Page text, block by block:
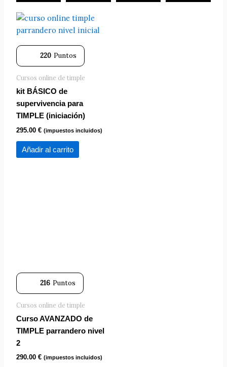
220 Puntos
Cursos online de timple
kit BÁSICO de
supervivencia para
TIMPLE (iniciación)
295.00€ (impuestos incluidos)
Añadir al carrito
216 Puntos
Cursos online de timple
Curso AVANZADO de
TIMPLE parrandero nivel
2
290.00€ (impuestos incluidos)